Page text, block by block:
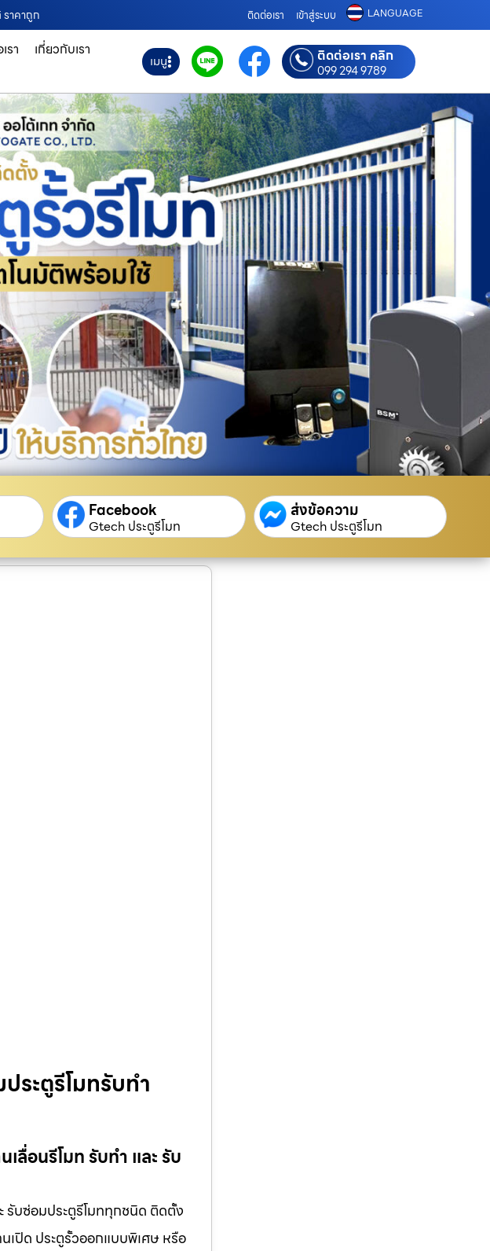
ราคาถูก ติดต่อเรา เข้าสู่ระบบ LANGUAGE
รา
เกี่ยวกับเรา
เมนู ติดต่อเรา คลิก
099 294 9789
Facebook
Gtech ประตูรีโมท
ส่งข้อความ
Gtech ประตูรีโมท
ระตูรีโมทรับทำ
ลื่อนรีโมท รับทำ และ รับ
รับซ่อมประตูรีโมททุกชนิด ติดตั้ง
เปิด ประตูรั้วออกแบบพิเศษ หรือ